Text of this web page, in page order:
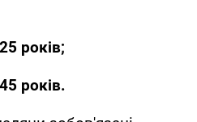
років;
років.